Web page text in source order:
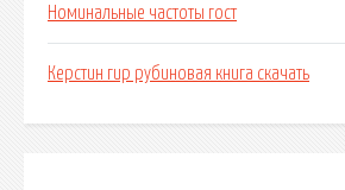
Номинальные частоты гост
Керстин гир рубиновая книга скачать